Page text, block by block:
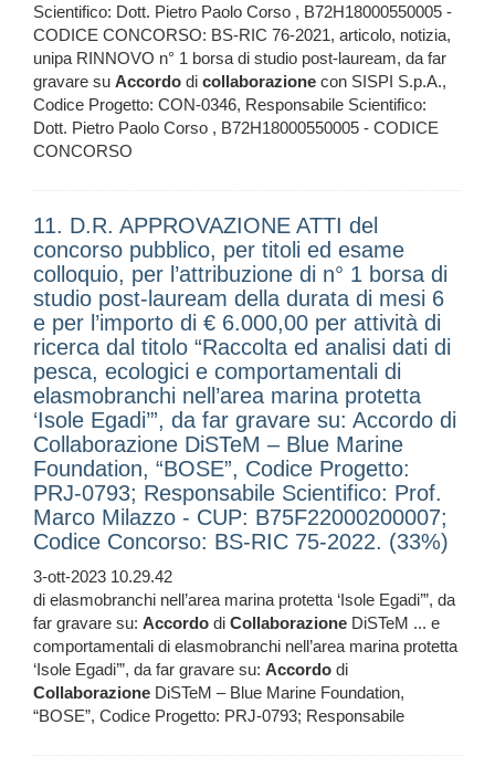
Scientifico: Dott. Pietro Paolo Corso , B72H18000550005 -
CODICE CONCORSO: BS-RIC 76-2021, articolo, notizia,
unipa RINNOVO n° 1 borsa di studio post-lauream, da far
gravare su Accordo di collaborazione con SISPI S.p.A.,
Codice Progetto: CON-0346, Responsabile Scientifico:
Dott. Pietro Paolo Corso , B72H18000550005 - CODICE
CONCORSO
11. D.R. APPROVAZIONE ATTI del
concorso pubblico, per titoli ed esame
colloquio, per l’attribuzione di n° 1 borsa di
studio post-lauream della durata di mesi 6
e per l’importo di € 6.000,00 per attività di
ricerca dal titolo “Raccolta ed analisi dati di
pesca, ecologici e comportamentali di
elasmobranchi nell’area marina protetta
‘Isole Egadi’”, da far gravare su: Accordo di
Collaborazione DiSTeM – Blue Marine
Foundation, “BOSE”, Codice Progetto:
PRJ-0793; Responsabile Scientifico: Prof.
Marco Milazzo - CUP: B75F22000200007;
Codice Concorso: BS-RIC 75-2022. (33%)
3-ott-2023 10.29.42
di elasmobranchi nell’area marina protetta ‘Isole Egadi’”, da
far gravare su: Accordo di Collaborazione DiSTeM ... e
comportamentali di elasmobranchi nell’area marina protetta
‘Isole Egadi’”, da far gravare su: Accordo di
Collaborazione DiSTeM – Blue Marine Foundation,
“BOSE”, Codice Progetto: PRJ-0793; Responsabile